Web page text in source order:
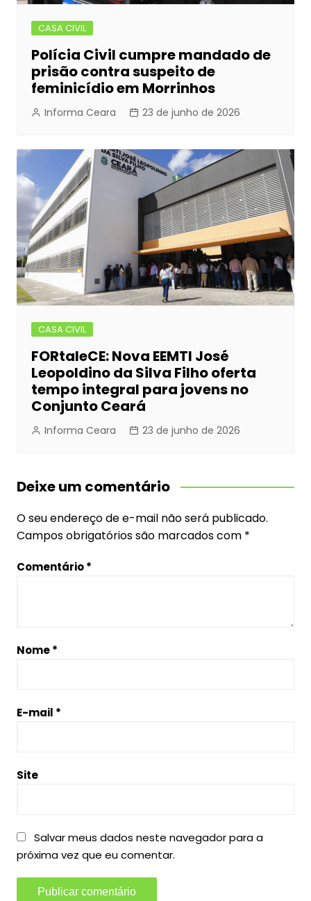
CASA CIVIL
Polícia Civil cumpre mandado de
prisão contra suspeito de
feminicídio em Morrinhos
Informa Ceara 23 de junho de 2026
CASA CIVIL
FORtaleCE: Nova EEMTI José
Leopoldino da Silva Filho oferta
tempo integral para jovens no
Conjunto Ceará
Informa Ceara 23 de junho de 2026
Deixe um comentário
O seu endereço de e-mail não será publicado.
Campos obrigatórios são marcados com *
Comentário*
Nome*
E-mail *
Site
Salvar meus dados neste navegador para a
próxima vez que eu comentar.